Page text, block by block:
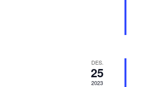
DES.
25
2023